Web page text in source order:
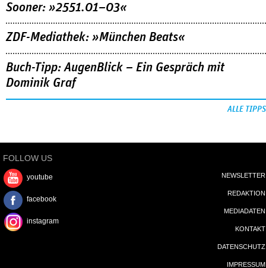
Sooner: »2551.01–03«
ZDF-Mediathek: »München Beats«
Buch-Tipp: AugenBlick – Ein Gespräch mit
Dominik Graf
ALLE TIPPS
FOLLOW US
youtube
facebook
instagram
NEWSLETTER
REDAKTION
MEDIADATEN
KONTAKT
DATENSCHUTZ
IMPRESSUM